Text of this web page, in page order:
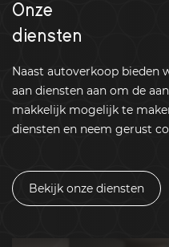
Onze
diensten
Naast autoverkoop bieden
aan diensten aan om de
makkelijk mogelijk te
diensten en neem gerust
Bekijk onze diensten